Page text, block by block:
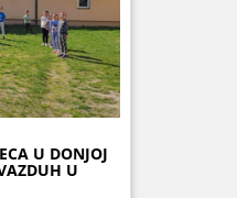
U DONJOJ
U